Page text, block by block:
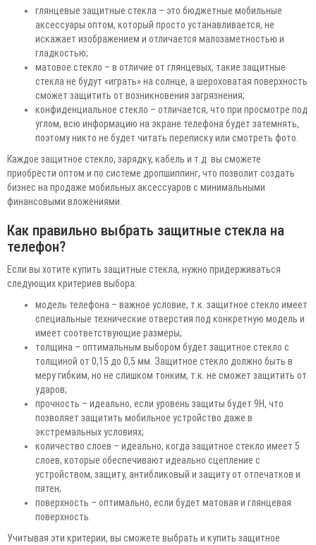
глянцевые защитные стекла – это бюджетные мобильные
аксессуары оптом, который просто устанавливается, не
искажает изображением и отличается малозаметностью и
гладкостью;
матовое стекло – в отличие от глянцевых, такие защитные
стекла не будут «играть» на солнце, а шероховатая поверхность
сможет защитить от возникновения загрязнения;
конфиденциальное стекло – отличается, что при просмотре под
углом, всю информацию на экране телефона будет затемнять,
поэтому никто не будет читать переписку или смотреть фото.
Каждое защитное стекло, зарядку, кабель и т.д. вы сможете
приобрести оптом и по системе дропшиппинг, что позволит создать
бизнес на продаже мобильных аксессуаров с минимальными
финансовыми вложениями.
Как правильно выбрать защитные стекла на
телефон?
Если вы хотите купить защитные стекла, нужно придерживаться
следующих критериев выбора:
модель телефона – важное условие, т.к. защитное стекло имеет
специальные технические отверстия под конкретную модель и
имеет соответствующие размеры;
толщина – оптимальным выбором будет защитное стекло с
толщиной от 0,15 до 0,5 мм. Защитное стекло должно быть в
меру гибким, но не слишком тонким, т.к. не сможет защитить от
ударов;
прочность – идеально, если уровень защиты будет 9Н, что
позволяет защитить мобильное устройство даже в
экстремальных условиях;
количество слоев – идеально, когда защитное стекло имеет 5
слоев, которые обеспечивают идеально сцепление с
устройством, защиту, антибликовый и защиту от отпечатков и
пятен;
поверхность – оптимально, если будет матовая и глянцевая
поверхность.
Учитывая эти критерии, вы сможете выбрать и купить защитное